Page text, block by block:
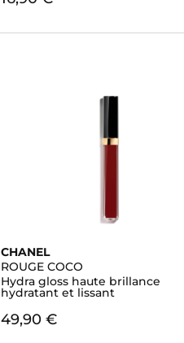
CHANEL
ROUGE COCO
Hydra gloss haute brillance
hydratant et lissant
49,90 €